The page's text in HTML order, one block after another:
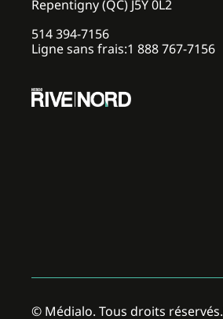
Repentigny (QC) J5Y 0L2
514 394-7156
Ligne sans frais:1 888 767-7156
© Médialo. Tous droits réservés.